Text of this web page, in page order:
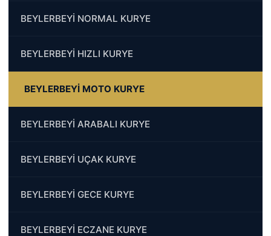
BEYLERBEYİ NORMAL KURYE
BEYLERBEYİ HIZLI KURYE
BEYLERBEYİ MOTO KURYE
BEYLERBEYİ ARABALI KURYE
BEYLERBEYİ UÇAK KURYE
BEYLERBEYİ GECE KURYE
BEYLERBEYİ ECZANE KURYE